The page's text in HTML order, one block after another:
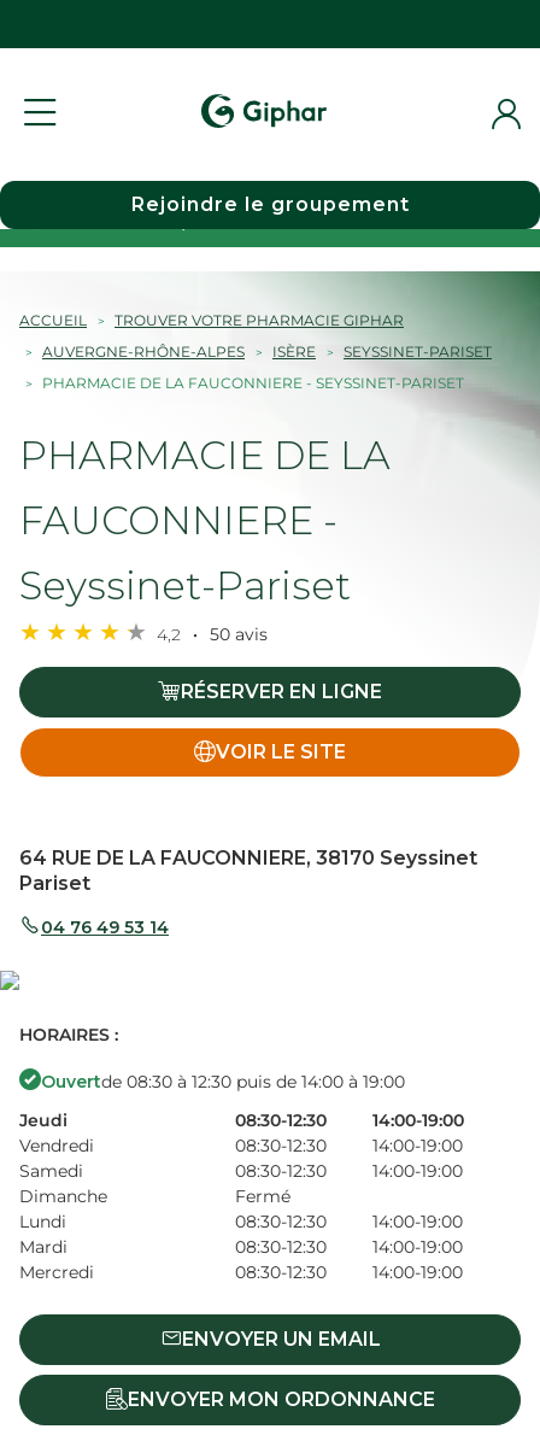
Choisir une pharmacie
Rejoindre le groupement
ACCUEIL
TROUVER VOTRE PHARMACIE GIPHAR
AUVERGNE-RHÔNE-ALPES
ISÈRE
SEYSSINET-PARISET
PHARMACIE DE LA FAUCONNIERE - SEYSSINET-PARISET
PHARMACIE DE LA
FAUCONNIERE -
Seyssinet-Pariset
4,2 50 avis
RÉSERVER EN LIGNE
VOIR LE SITE
64 RUE DE LA FAUCONNIERE, 38170 Seyssinet
Pariset
04 76 49 53 14
HORAIRES :
Ouvertde 08:30 à 12:30 puis de 14:00 à 19:00
Jeudi
08:30-12:30
14:00-19:00
Vendredi
08:30-12:30
14:00-19:00
Samedi
08:30-12:30
14:00-19:00
Dimanche
Fermé
Lundi
08:30-12:30
14:00-19:00
Mardi
08:30-12:30
14:00-19:00
Mercredi
08:30-12:30 14:00-19:00
ENVOYER UN EMAIL
ENVOYER MON ORDONNANCE